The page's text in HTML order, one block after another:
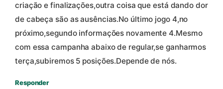
criação e finalizações,outra coisa que está dando dor
de cabeça são as ausências.No último jogo 4,no
próximo,segundo informações novamente 4.Mesmo
com essa campanha abaixo de regular,se ganharmos
terça,subiremos 5 posições.Depende de nós.
Responder